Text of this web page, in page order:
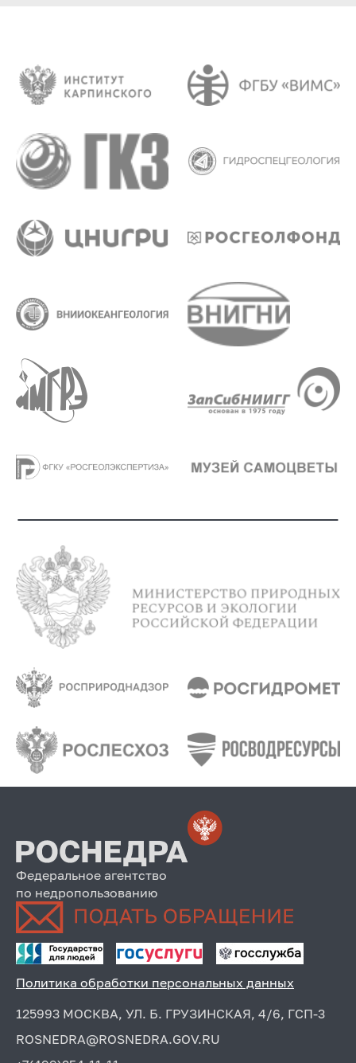
Федеральное агентство
по недропользованию
Политика обработки персональных данных
125993 МОСКВА, УЛ. Б. ГРУЗИНСКАЯ, 4/6, ГСП-3
ROSNEDRA@ROSNEDRA.GOV.RU